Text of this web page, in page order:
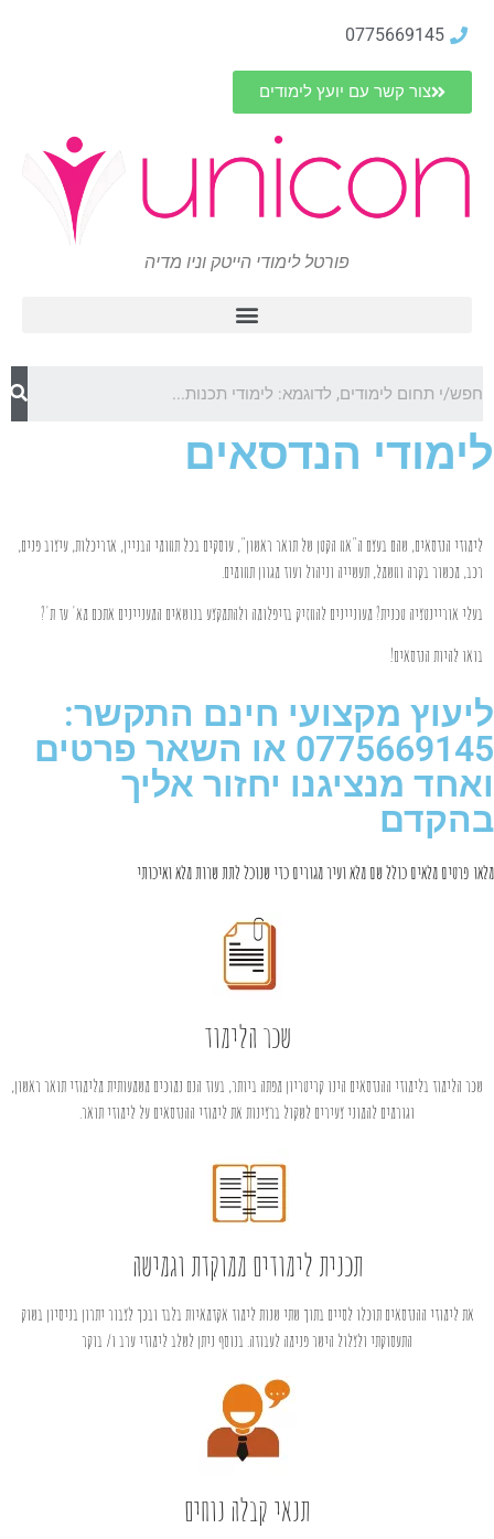
0775669145
צור קשר עם יועץ לימודים
פורטל לימודי הייטק וניו מדיה
לימודי הנדסאים
לימודי הנדסאים, שהם בעצם ה"אח הקטן של תואר ראשון", עוסקים בכל תחומי הבניין, אדריכלות, עיצוב פנים,
רכב, מכשור בקרה וחשמל, תעשייה וניהול ועוד מגוון תחומים.
בעלי אוריינטציה טכנית? מעוניינים להחזיק בדיפלומה ולהתמקצע בנושאים המעניינים אתכם מא' עד ת'?
בואו להיות הנדסאים!
ליעוץ מקצועי חינם התקשר:
0775669145 או השאר פרטים
ואחד מנציגנו יחזור אליך
בהקדם
מלאו פרטים מלאים כולל שם מלא ועיר מגורים כדי שנוכל לתת שרות מלא ואיכותי
שכר הלימוד
שכר הלימוד בלימודי ההנדסאים הינו קריטריון מפתה ביותר, בעוד הנם נמוכים משמעותית מלימודי תואר ראשון,
וגורמים להמוני צעירים לשקול ברצינות את לימודי ההנדסאים על לימודי תואר.
תכנית לימודים ממוקדת וגמישה
את לימודי ההנדסאים תוכלו לסיים בתוך שתי שנות לימוד אקדמאיות בלבד ובכך לצבור יתרון בניסיון בשוק
התעסוקתי ולצלול הישר פנימה לעבודה. בנוסף ניתן לשלב לימודי ערב ו/ בוקר
תנאי קבלה נוחים